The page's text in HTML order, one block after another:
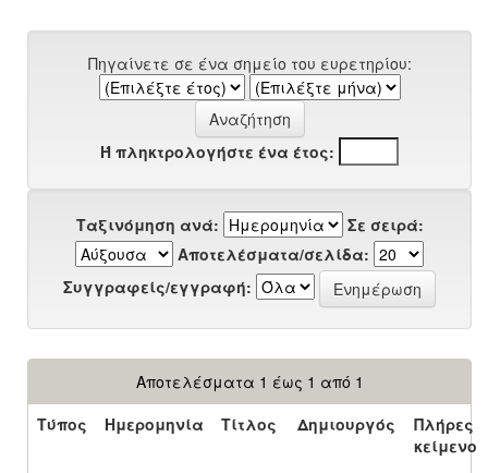
Πηγαίνετε σε ένα σημείο του ευρετηρίου:
Ή πληκτρολογήστε ένα έτος:
Ταξινόμηση ανά:
Σε σειρά:
Αποτελέσματα/σελίδα:
Συγγραφείς/εγγραφή:
Αποτελέσματα 1 έως 1 από 1
Τύπος
Ημερομηνία Τίτλος Δημιουργός
Πλήρες
κείμενο